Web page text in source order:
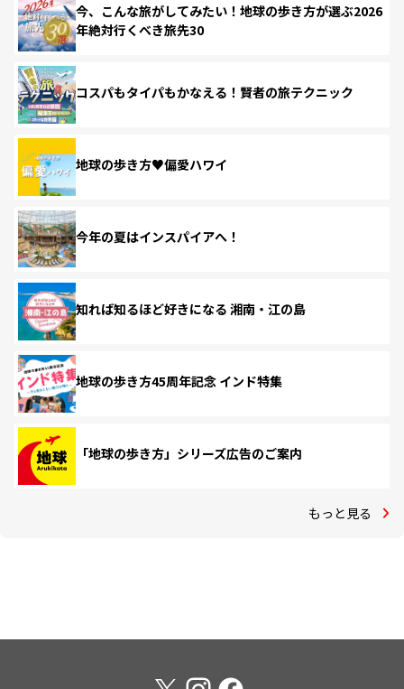
今、こんな旅がしてみたい！地球の歩き方が選ぶ2026
年絶対行くべき旅先30
コスパもタイパもかなえる！賢者の旅テクニック
地球の歩き方♥偏愛ハワイ
今年の夏はインスパイアへ！
知れば知るほど好きになる 湘南・江の島
地球の歩き方45周年記念 インド特集
「地球の歩き方」シリーズ広告のご案内
もっと見る